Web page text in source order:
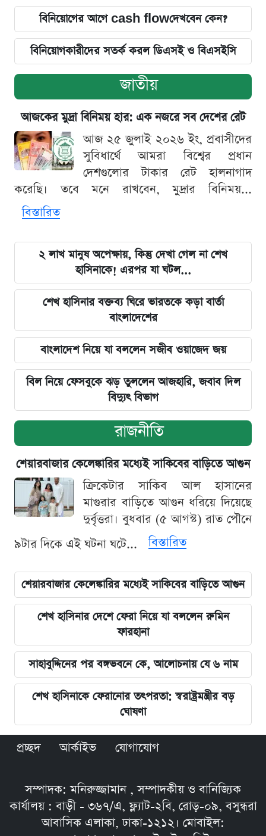
বিনিয়োগের আগে cash flowদেখবেন কেন?
বিনিয়োগকারীদের সতর্ক করল ডিএসই ও বিএসইসি
জাতীয়
আজকের মুদ্রা বিনিময় হার: এক নজরে সব দেশের রেট
আজ ২৫ জুলাই ২০২৬ ইং, প্রবাসীদের
সুবিধার্থে আমরা বিশ্বের প্রধান
দেশগুলোর টাকার রেট হালনাগাদ
করেছি। তবে মনে রাখবেন, মুদ্রার বিনিময়...
বিস্তারিত
২ লাখ মানুষ অপেক্ষায়, কিন্তু দেখা গেল না শেখ
হাসিনাকে! এরপর যা ঘটল...
শেখ হাসিনার বক্তব্য ঘিরে ভারতকে কড়া বার্তা
বাংলাদেশের
বাংলাদেশ নিয়ে যা বললেন সজীব ওয়াজেদ জয়
বিল নিয়ে ফেসবুকে ঝড় তুললেন আজহারি, জবাব দিল
বিদ্যুৎ বিভাগ
রাজনীতি
শেয়ারবাজার কেলেঙ্কারির মধ্যেই সাকিবের বাড়িতে আগুন
ক্রিকেটার সাকিব আল হাসানের
মাগুরার বাড়িতে আগুন ধরিয়ে দিয়েছে
দুর্বৃত্তরা। বুধবার (৫ আগস্ট) রাত পৌনে
৯টার দিকে এই ঘটনা ঘটে...
বিস্তারিত
শেয়ারবাজার কেলেঙ্কারির মধ্যেই সাকিবের বাড়িতে আগুন
শেখ হাসিনার দেশে ফেরা নিয়ে যা বললেন রুমিন
ফারহানা
সাহাবুদ্দিনের পর বঙ্গভবনে কে, আলোচনায় যে ৬ নাম
শেখ হাসিনাকে ফেরানোর তৎপরতা: স্বরাষ্ট্রমন্ত্রীর বড়
ঘোষণা
প্রচ্ছদ আর্কাইভ যোগাযোগ
সম্পাদক: মনিরুজ্জামান , সম্পাদকীয় ও বানিজ্যিক
কার্যালয় : বাড়ী - ৩৬৭/এ, ফ্ল্যাট-২বি, রোড়-০৯, বসুন্ধরা
আবাসিক এলাকা, ঢাকা-১২১২। মোবাইল: